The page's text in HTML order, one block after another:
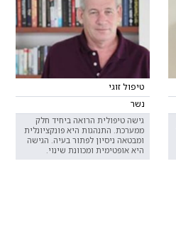
טיפול זוגי
נשר
גישה טיפולית הרואה ביחיד חלק
ממערכת. התנהגות היא פונקציונלית
ומבטאה ניסיון לפתור בעיה. הגישה
היא אופטימית ומכוונת שינוי.